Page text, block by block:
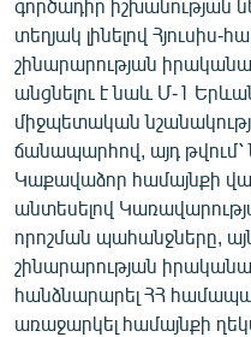
«Ազատության» բոլոր
գործադիր իշխանության
տեղյակ լինելով Հյուսիս-
շինարարության
անցնելու է նաև Մ-1
միջպետական
ճանապարհով, այդ
Կաքավաձոր համայնքի
անտեսելով
որոշման պահանջները,
շինարարության
հանձնարարել ՀՀ
առաջարկել համայնքի